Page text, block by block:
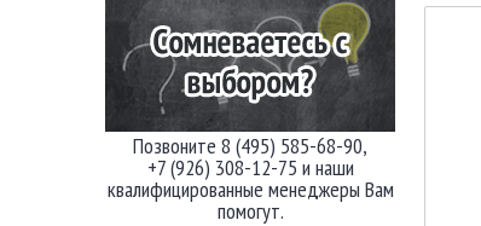
Позвоните 8 (495) 585-68-90,
+7 (926) 308-12-75 и наши
квалифицированные менеджеры Вам
помогут.